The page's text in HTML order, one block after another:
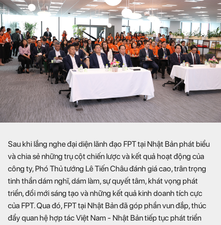
Sau khi lắng nghe đại diện lãnh đạo FPT tại Nhật Bản phát biểu
và chia sẻ những trụ cột chiến lược và kết quả hoạt động của
công ty, Phó Thủ tướng Lê Tiến Châu đánh giá cao, trân trọng
tinh thần dám nghĩ, dám làm, sự quyết tâm, khát vọng phát
triển, đổi mới sáng tạo và những kết quả kinh doanh tích cực
của FPT. Qua đó, FPT tại Nhật Bản đã góp phần vun đắp, thúc
đẩy quan hệ hợp tác Việt Nam - Nhật Bản tiếp tục phát triển